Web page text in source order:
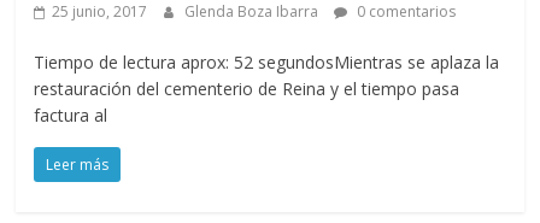
25 junio, 2017 Glenda Boza Ibarra 0 comentarios
Tiempo de lectura aprox: 52 segundosMientras se aplaza la
restauración del cementerio de Reina y el tiempo pasa
factura al
Leer más